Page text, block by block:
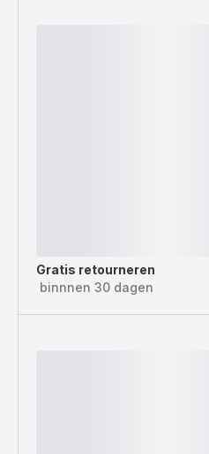
Gratis retourneren
binnnen 30 dagen